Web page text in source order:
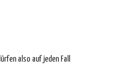
also auf jeden Fall